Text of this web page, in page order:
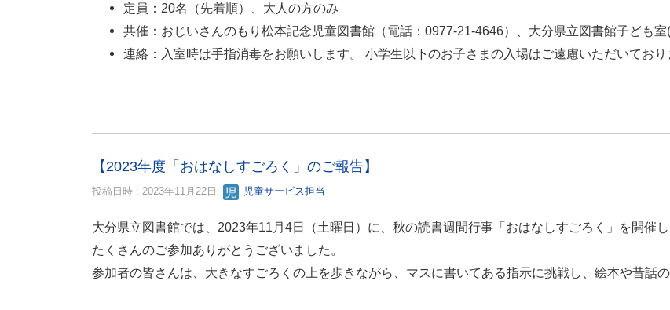
定員：20名（先着順）、大人の方のみ
共催：おじいさんのもり松本記念児童図書館（電話：0977-21-4646）、大分県立図書館子ども
連絡：入室時は手指消毒をお願いします。 小学生以下のお子さまの入場はご遠慮いただいており
【2023年度「おはなしすごろく」のご報告】
投稿日時 : 2023年11月22日 児童サービス担当
大分県立図書館では、2023年11月4日（土曜日）に、秋の読書週間行事「おはなしすごろく」を開催し
たくさんのご参加ありがとうございました。
参加者の皆さんは、大きなすごろくの上を歩きながら、マスに書いてある指示に挑戦し、絵本や昔話の